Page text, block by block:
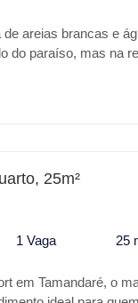
areias brancas e
do paraíso, mas na
além da sua
investimento o MILA
25m²
1 Vaga 25
em Tamandaré, o